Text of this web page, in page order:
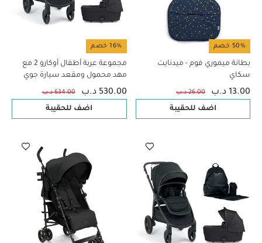
50% خصم
بطانة ميموري فوم - ميدنايت
سكاي
13.00 د.ب 26.00 د.ب
اضف للحقيبة
16% خصم
مجموعة عربة أطفال أوكارو 2 مع
مهد محمول ومقعد سيارة جوي
لمراحل عمرية متعددة - إكليبس
530.00 د.ب 634.00 د.ب
اضف للحقيبة